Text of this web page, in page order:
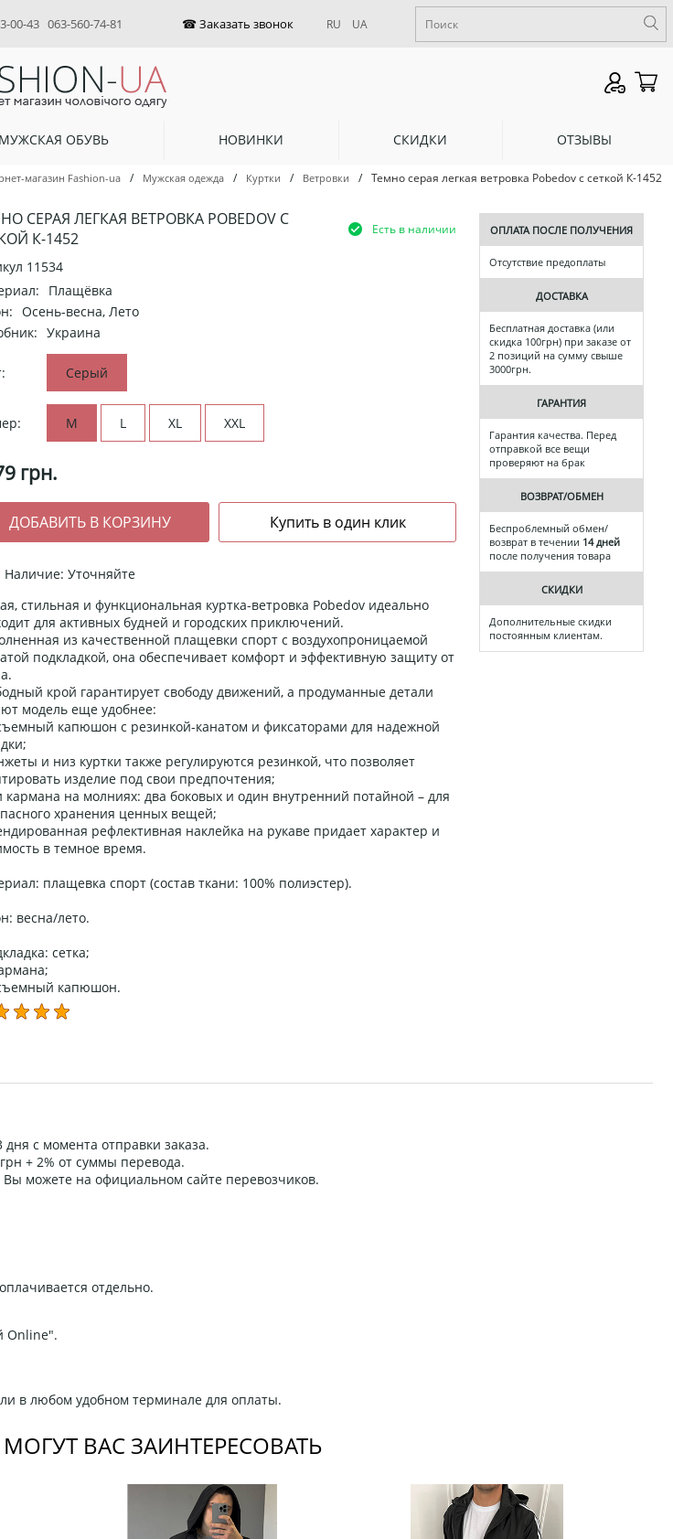
00-43 063-560-74-81 RU UA
МУЖСКАЯ ОБУВЬ НОВИНКИ СКИДКИ ОТЗЫВЫ
магазин Fashion-ua / Мужская одежда / Куртки / Ветровки / Темно серая легкая ветровка Pobedov с сеткой К-1452
СЕРАЯ ЛЕГКАЯ ВЕТРОВКА POBEDOV С
К-1452
Есть в наличии
11534
Плащёвка
Осень-весна, Лето
Украина
Серый
M L XL XXL
грн.
Наличие: Уточняйте
стильная и функциональная куртка-ветровка Pobedov идеально
для активных будней и городских приключений.
из качественной плащевки спорт с воздухопроницаемой
​​подкладкой, она обеспечивает комфорт и эффективную защиту от
крой гарантирует свободу движений, а продуманные детали
модель еще удобнее:
капюшон с резинкой-канатом и фиксаторами для надежной
и низ куртки также регулируются резинкой, что позволяет
изделие под свои предпочтения;
кармана на молниях: два боковых и один внутренний потайной – для
хранения ценных вещей;
рефлективная наклейка на рукаве придает характер и
в темное время.
плащевка спорт (состав ткани: 100% полиэстер).
весна/лето.
сетка;
капюшон.
ОПЛАТА ПОСЛЕ ПОЛУЧЕНИЯ
Отсутствие предоплаты
ДОСТАВКА
Бесплатная доставка (или
скидка 100грн) при заказе от
2 позиций на сумму свыше
3000грн.
ГАРАНТИЯ
Гарантия качества. Перед
отправкой все вещи
проверяют на брак
ВОЗВРАТ/ОБМЕН
Беспроблемный обмен/
возврат в течении 14 дней
после получения товара
СКИДКИ
Дополнительные скидки
постоянным клиентам.
с момента отправки заказа.
+ 2% от суммы перевода.
Вы можете на официальном сайте перевозчиков.
отдельно.
Online".
в любом удобном терминале для оплаты.
ВАС ЗАИНТЕРЕСОВАТЬ